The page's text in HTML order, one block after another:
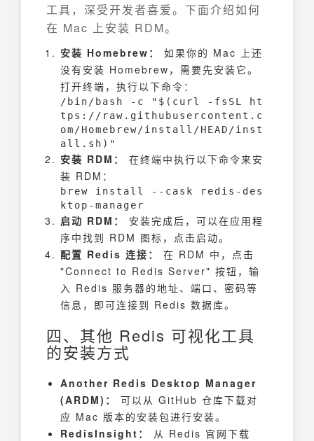
工具，深受开发者喜爱。下面介绍如何
在 Mac 上安装 RDM。
安装 Homebrew：
如果你的 Mac 上还
没有安装 Homebrew，需要先安装它。
打开终端，执行以下命令：
/bin/bash -c "$(curl -fsSL ht
tps://raw.githubusercontent.c
om/Homebrew/install/HEAD/inst
all.sh)"
安装 RDM：
在终端中执行以下命令来安
装 RDM：
brew install --cask redis-des
ktop-manager
启动 RDM：
安装完成后，可以在应用程
序中找到 RDM 图标，点击启动。
配置 Redis 连接：
在 RDM 中，点击
"Connect to Redis Server" 按钮，输
入 Redis 服务器的地址、端口、密码等
信息，即可连接到 Redis 数据库。
四、其他 Redis 可视化工具
的安装方式
Another Redis Desktop Manager
(ARDM)：
可以从 GitHub 仓库下载对
应 Mac 版本的安装包进行安装。
RedisInsight：
从 Redis 官网下载